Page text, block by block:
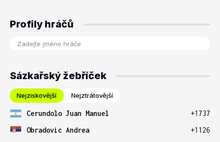
Profily hráčů
Sázkařský žebříček
Nejziskovější Nejztrátovější
Cerundolo Juan Manuel
+1737
Obradovic Andrea
+1126